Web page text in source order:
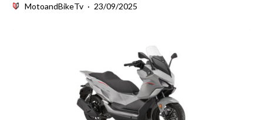
MotoandBikeTv · 23/09/2025